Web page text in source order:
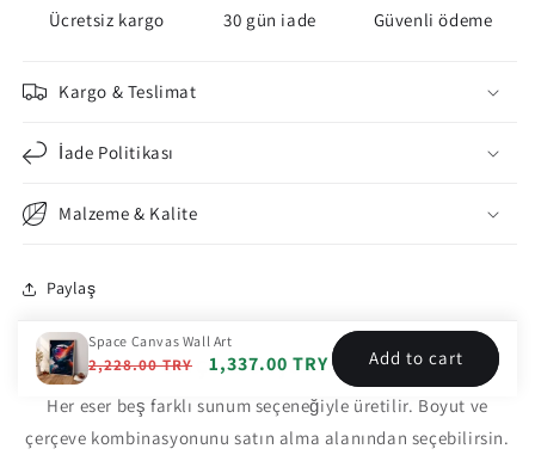
Space Canvas Wall Art
Regular
price
2,228.00 TRY
Sale
1,337.00 TRY Add to cart
Ücretsiz kargo 30 gün iade Güvenli ödeme
Kargo & Teslimat
İade Politikası
Malzeme & Kalite
Paylaş
Çerçeve Seçenekleri
Her eser beş farklı sunum seçeneğiyle üretilir. Boyut ve
çerçeve kombinasyonunu satın alma alanından seçebilirsin.